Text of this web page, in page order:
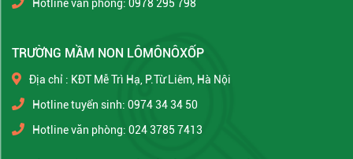
Hotline văn phòng: 0978 295 798
TRƯỜNG MẦM NON LÔMÔNÔXỐP
Địa chỉ : KĐT Mễ Trì Hạ, P.Từ Liêm, Hà Nội
Hotline tuyển sinh: 0974 34 34 50
Hotline văn phòng: 024 3785 7413